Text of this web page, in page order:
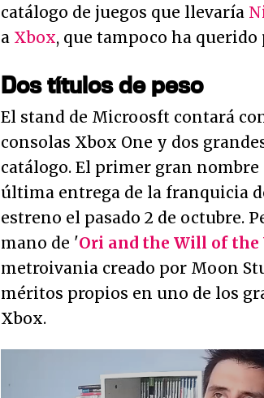
catálogo de juegos que llevaría
a Xbox, que tampoco ha querido
Dos títulos de peso
El stand de Microosft contará
consolas Xbox One y dos
catálogo. El primer gran nombre
última entrega de la franquicia
estreno el pasado 2 de octubre.
mano de 'Ori and the Will of the
metroivania creado por Moon
méritos propios en uno de los
Xbox.